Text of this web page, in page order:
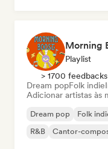
Playlist
> 1700
Dream popFolk indie
Adicionar artistas às
Dream pop Folk
R&B
Cantor-